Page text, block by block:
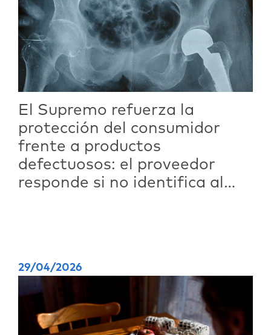
El Supremo refuerza la
protección del consumidor
frente a productos
defectuosos: el proveedor
responde si no identifica al
29/04/2026